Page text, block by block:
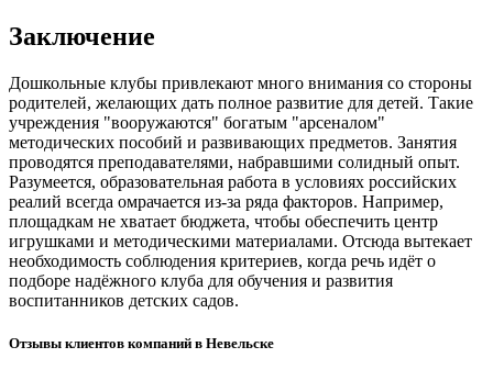
Заключение
Дошкольные клубы привлекают много внимания со стороны
родителей, желающих дать полное развитие для детей. Такие
учреждения "вооружаются" богатым "арсеналом"
методических пособий и развивающих предметов. Занятия
проводятся преподавателями, набравшими солидный опыт.
Разумеется, образовательная работа в условиях российских
реалий всегда омрачается из-за ряда факторов. Например,
площадкам не хватает бюджета, чтобы обеспечить центр
игрушками и методическими материалами. Отсюда вытекает
необходимость соблюдения критериев, когда речь идёт о
подборе надёжного клуба для обучения и развития
воспитанников детских садов.
Отзывы клиентов компаний в Невельске